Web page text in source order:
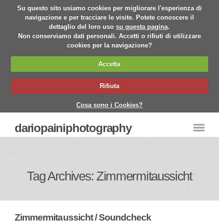
Su questo sito usiamo cookies per migliorare l'esperienza di
navigazione e per tracciare le visite. Potete conoscere il
dettaglio del loro usosu questa pagina.
Non conserviamo dati personali. Accetti o rifiuti di utilizzare
cookies per la navigazione?
Accetta
Rifiuta
Cosa sono i Cookies?
dariopainiphotography
Tag Archives: Zimmermitaussicht
Zimmermitaussicht / Soundcheck